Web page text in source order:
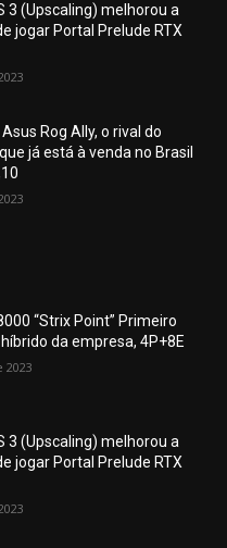
3 (Upscaling) melhorou a
jogar Portal Prelude RTX
Rog Ally, o rival do
já está à venda no Brasil
“Strix Point” Primeiro
da empresa, 4P+8E
2023
3 (Upscaling) melhorou a
jogar Portal Prelude RTX